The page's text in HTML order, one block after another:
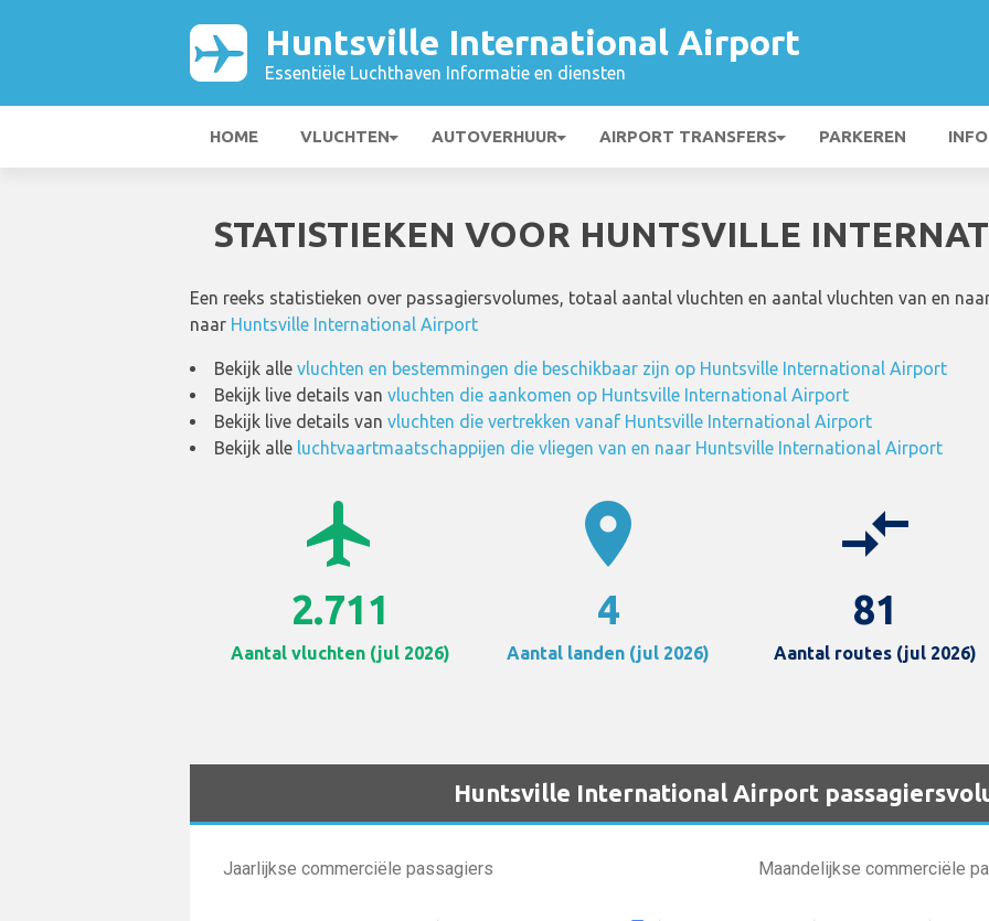
Huntsville International Airport
Essentiële Luchthaven Informatie en diensten
HOME VLUCHTEN AUTOVERHUUR AIRPORT TRANSFERS PARKEREN
STATISTIEKEN VOOR HUNTSVILLE
Een reeks statistieken over passagiersvolumes, totaal aantal vluchten en aantal vluchten van en
naar Huntsville International Airport
Bekijk alle vluchten en bestemmingen die beschikbaar zijn op Huntsville International Airport
Bekijk live details van vluchten die aankomen op Huntsville International Airport
Bekijk live details van vluchten die vertrekken vanaf Huntsville International Airport
Bekijk alle luchtvaartmaatschappijen die vliegen van en naar Huntsville International Airport
airplanemode_active
2.711
Aantal vluchten (jul 2026)
location_on
4
Aantal landen (jul 2026)
compare_arrows
81
Aantal routes (jul 2026)
Huntsville International Airport
Jaarlijkse commerciële passagiers Maandelijkse commerciële